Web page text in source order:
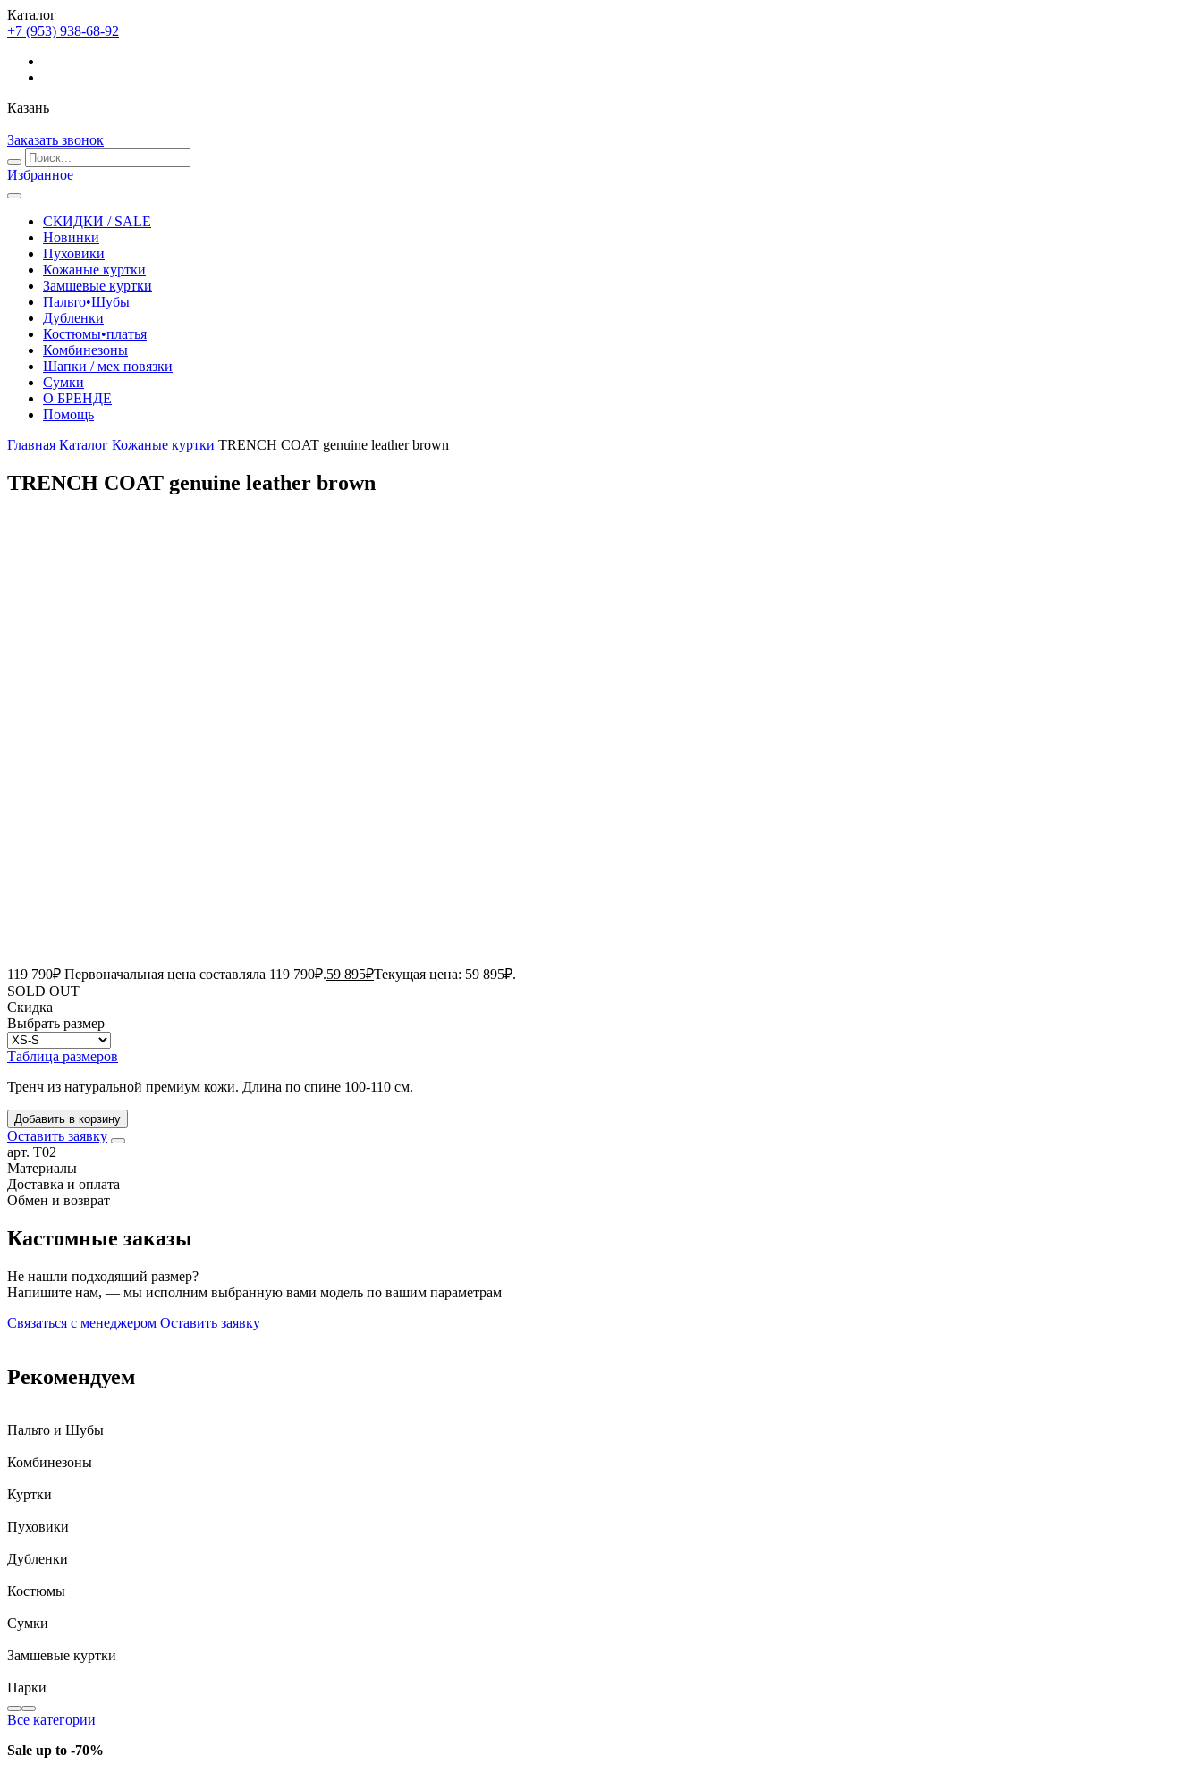
Каталог
+7 (953) 938-68-92
Казань
Заказать звонок
Избранное
СКИДКИ / SALE
Новинки
Пуховики
Кожаные куртки
Замшевые куртки
Пальто•Шубы
Дубленки
Костюмы•платья
Комбинезоны
Шапки / мех повязки
Сумки
О БРЕНДЕ
Помощь
Главная Каталог Кожаные куртки TRENCH COAT genuine leather brown
TRENCH COAT genuine leather brown
119 790₽ Первоначальная цена составляла 119 790₽.59 895₽Текущая цена: 59 895₽.
SOLD OUT
Скидка
Выбрать размер
Таблица размеров
Тренч из натуральной премиум кожи. Длина по спине 100-110 см.
Добавить в корзину
Оставить заявку
арт. T02
Материалы
Доставка и оплата
Обмен и возврат
Кастомные заказы
Не нашли подходящий размер?
Напишите нам, — мы исполним выбранную вами модель по вашим параметрам
Связаться с менеджером Оставить заявку
Рекомендуем
Пальто и Шубы
Комбинезоны
Куртки
Пуховики
Дубленки
Костюмы
Сумки
Замшевые куртки
Парки
Все категории
Sale up to -70%